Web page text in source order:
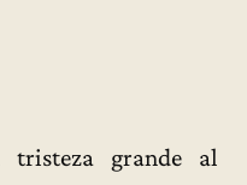
tristeza grande al